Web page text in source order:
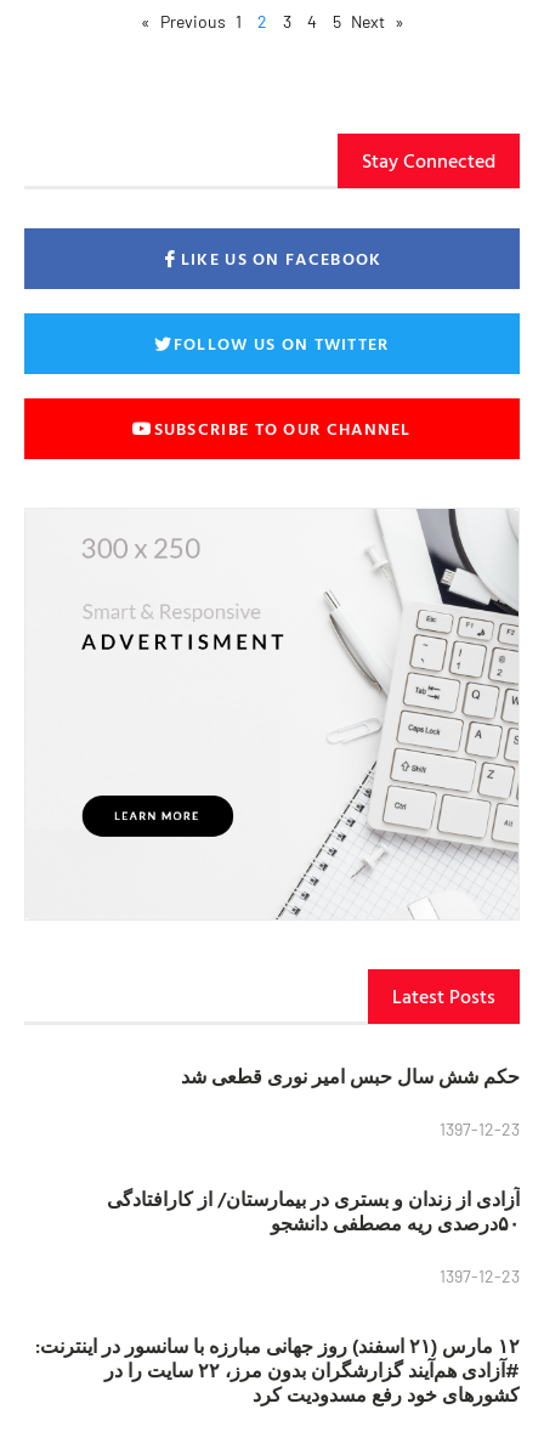
« Previous
1 2 3 4 5 Next »
Stay Connected
LIKE US ON FACEBOOK
FOLLOW US ON TWITTER
SUBSCRIBE TO OUR CHANNEL
Latest Posts
حکم شش سال حبس امیر نوری قطعی شد
1397-12-23
آزادی از زندان و بستری در بیمارستان/ از کارافتادگی
۵۰درصدی ریه مصطفی دانشجو
1397-12-23
۱۲ مارس (۲۱ اسفند) روز جهانی مبارزه با سانسور در اینترنت:
#آزادی هم‌آیند گزارشگران‌ بدون مرز، ۲۲ سایت را در
کشورهای خود رفع مسدودیت کرد